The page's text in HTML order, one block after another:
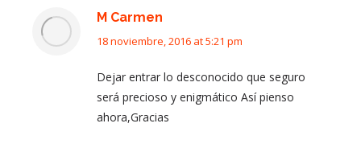
M Carmen
says:
18 noviembre, 2016 at 5:21 pm
Dejar entrar lo desconocido que seguro
será precioso y enigmático Así pienso
ahora,Gracias